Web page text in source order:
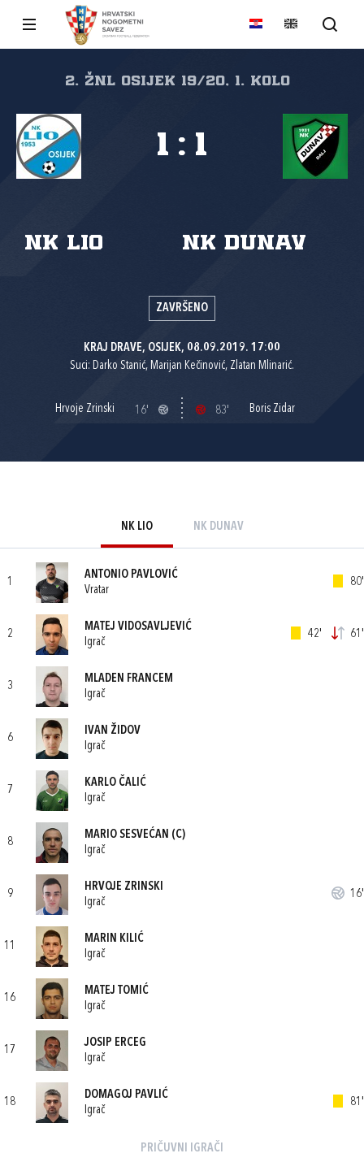
2. ŽNL Osijek 19/20, 1. kolo
NK Lio NK Dunav
1 : 1
ZAVRŠENO
KRAJ DRAVE, OSIJEK, 08.09.2019. 17:00
Suci: Darko Stanić, Marijan Kečinović, Zlatan Mlinarić.
Hrvoje Zrinski 16' 83' Boris Zidar
NK LIO NK DUNAV
1
ANTONIO PAVLOVIĆ
Vratar
80'
2
MATEJ VIDOSAVLJEVIĆ
Igrač
42' 61'
3
MLADEN FRANCEM
Igrač
6
IVAN ŽIDOV
Igrač
7
KARLO ČALIĆ
Igrač
8
MARIO SESVEĆAN (C)
Igrač
9
HRVOJE ZRINSKI
Igrač
16'
11
MARIN KILIĆ
Igrač
16
MATEJ TOMIĆ
Igrač
17
JOSIP ERCEG
Igrač
18
DOMAGOJ PAVLIĆ
Igrač
81'
PRIČUVNI IGRAČI